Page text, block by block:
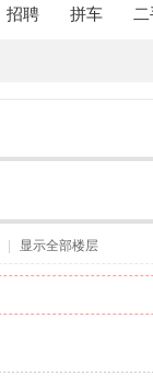
招聘
拼车
| 显示全部楼层